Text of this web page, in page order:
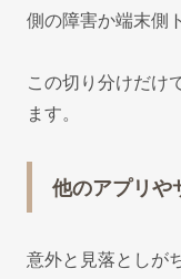
側の障害か端末側
この切り分けだけ
ます。
他のアプリや
意外と見落としが